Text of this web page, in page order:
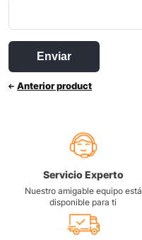
Anterior product
Servicio Experto
Nuestro amigable equipo está
disponible para ti